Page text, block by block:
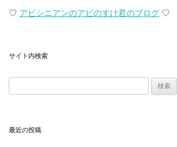
♡ アビシニアンのアビのすけ君のブログ ♡
サイト内検索
索:
最近の投稿